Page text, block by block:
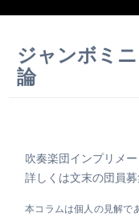
ジャンボミ
論
吹奏楽団インプリメ
詳しくは文末の団員
本コラムは個人の見解で